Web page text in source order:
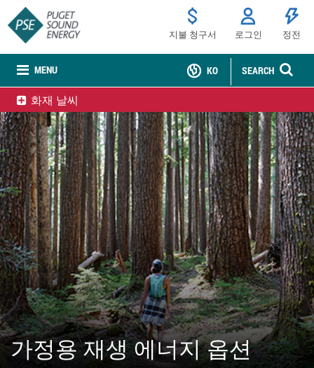
MENU
지불 청구서 로그인 정전
SEARCH
KO
화재 날씨
가정용 재생 에너지 옵션